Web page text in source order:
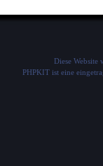
Diese Website
PHPKIT ist eine